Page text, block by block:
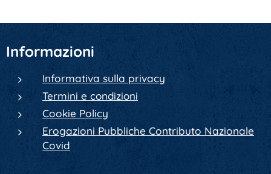
Informazioni
Informativa sulla privacy
Termini e condizioni
Cookie Policy
Erogazioni Pubbliche Contributo Nazionale
Covid